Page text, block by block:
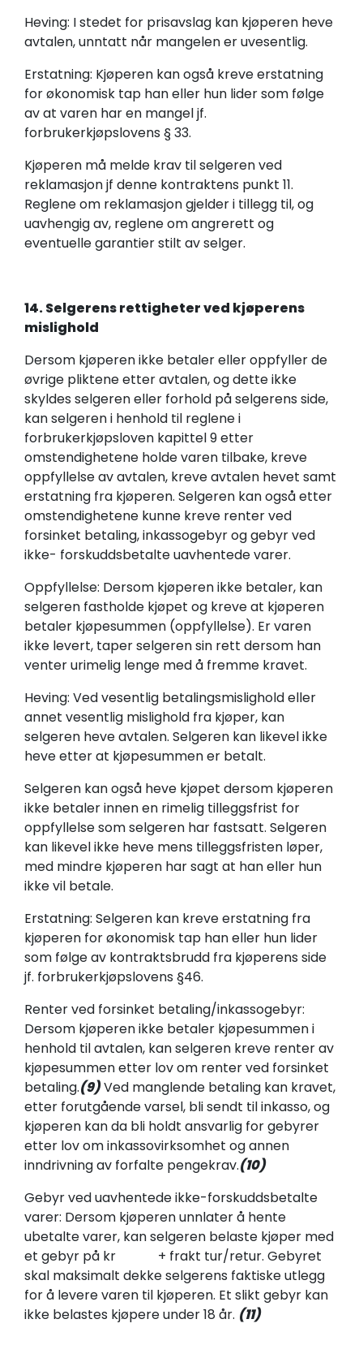
Heving: I stedet for prisavslag kan kjøperen heve
avtalen, unntatt når mangelen er uvesentlig.
Erstatning: Kjøperen kan også kreve erstatning
for økonomisk tap han eller hun lider som følge
av at varen har en mangel jf.
forbrukerkjøpslovens § 33.
Kjøperen må melde krav til selgeren ved
reklamasjon jf denne kontraktens punkt 11.
Reglene om reklamasjon gjelder i tillegg til, og
uavhengig av, reglene om angrerett og
eventuelle garantier stilt av selger.
14. Selgerens rettigheter ved kjøperens
mislighold
Dersom kjøperen ikke betaler eller oppfyller de
øvrige pliktene etter avtalen, og dette ikke
skyldes selgeren eller forhold på selgerens side,
kan selgeren i henhold til reglene i
forbrukerkjøpsloven kapittel 9 etter
omstendighetene holde varen tilbake, kreve
oppfyllelse av avtalen, kreve avtalen hevet samt
erstatning fra kjøperen. Selgeren kan også etter
omstendighetene kunne kreve renter ved
forsinket betaling, inkassogebyr og gebyr ved
ikke- forskuddsbetalte uavhentede varer.
Oppfyllelse: Dersom kjøperen ikke betaler, kan
selgeren fastholde kjøpet og kreve at kjøperen
betaler kjøpesummen (oppfyllelse). Er varen
ikke levert, taper selgeren sin rett dersom han
venter urimelig lenge med å fremme kravet.
Heving: Ved vesentlig betalingsmislighold eller
annet vesentlig mislighold fra kjøper, kan
selgeren heve avtalen. Selgeren kan likevel ikke
heve etter at kjøpesummen er betalt.
Selgeren kan også heve kjøpet dersom kjøperen
ikke betaler innen en rimelig tilleggsfrist for
oppfyllelse som selgeren har fastsatt. Selgeren
kan likevel ikke heve mens tilleggsfristen løper,
med mindre kjøperen har sagt at han eller hun
ikke vil betale.
Erstatning: Selgeren kan kreve erstatning fra
kjøperen for økonomisk tap han eller hun lider
som følge av kontraktsbrudd fra kjøperens side
jf. forbrukerkjøpslovens §46.
Renter ved forsinket betaling/inkassogebyr:
Dersom kjøperen ikke betaler kjøpesummen i
henhold til avtalen, kan selgeren kreve renter av
kjøpesummen etter lov om renter ved forsinket
betaling.(9)Ved manglende betaling kan kravet,
etter forutgående varsel, bli sendt til inkasso, og
kjøperen kan da bli holdt ansvarlig for gebyrer
etter lov om inkassovirksomhet og annen
inndrivning av forfalte pengekrav.(10)
Gebyr ved uavhentede ikke-forskuddsbetalte
varer: Dersom kjøperen unnlater å hente
ubetalte varer, kan selgeren belaste kjøper med
et gebyr på kr + frakt tur/retur. Gebyret
skal maksimalt dekke selgerens faktiske utlegg
for å levere varen til kjøperen. Et slikt gebyr kan
ikke belastes kjøpere under 18 år. (11)